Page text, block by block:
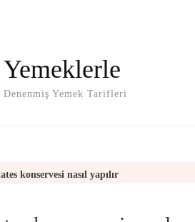
Yemeklerle
Denenmiş Yemek Tarifleri
konservesi nasıl yapılır